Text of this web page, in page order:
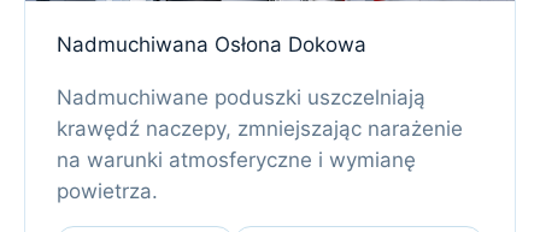
Nadmuchiwana Osłona Dokowa
Nadmuchiwane poduszki uszczelniają
krawędź naczepy, zmniejszając narażenie
na warunki atmosferyczne i wymianę
powietrza.